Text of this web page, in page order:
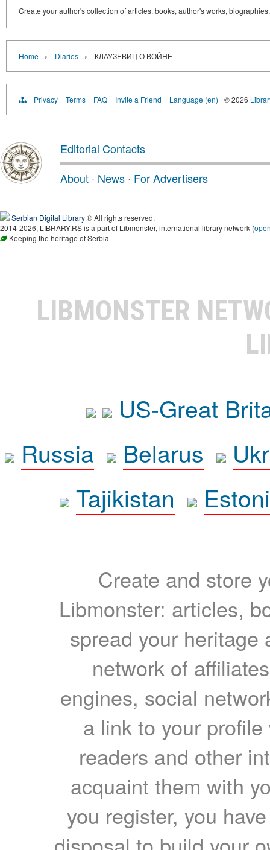
Create your author's collection of articles, books, author's works,
Home › Diaries › КЛАУЗЕВИЦ О ВОЙНЕ
Privacy Terms FAQ Invite a Friend Language (en) © 2026
Editorial Contacts
About · News · For Advertisers
Serbian Digital Library® All rights reserved.
2014-2026, LIBRARY.RS is a part of Libmonster, international library network (
Keeping the heritage of Serbia
LIBMONSTER
US-Great
Russia
Belarus
Tajikistan
Create and store
Libmonster: articles,
spread your heritage
network of
engines, social
a link to your
readers and other
acquaint them with
you register, you